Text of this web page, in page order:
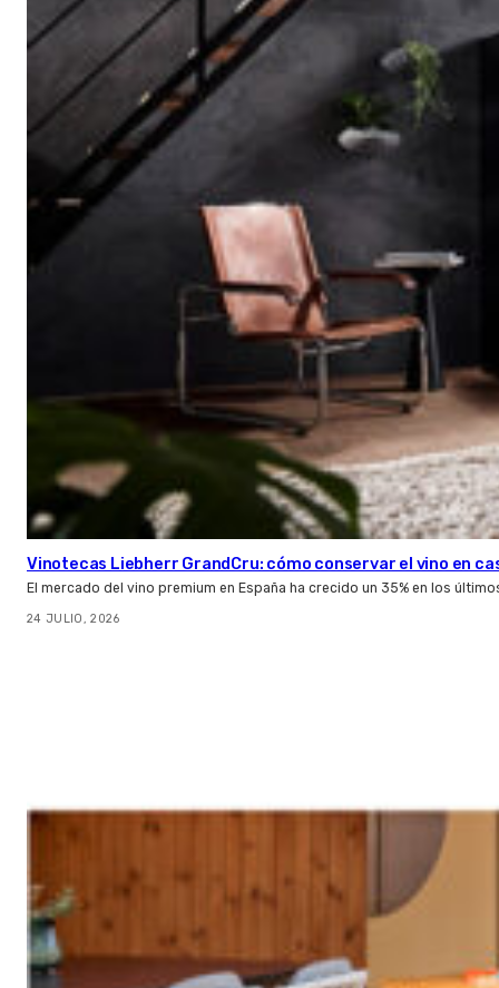
Vinotecas Liebherr GrandCru: cómo conservar el vino en
El mercado del vino premium en España ha crecido un 35% en los
24 JULIO, 2026